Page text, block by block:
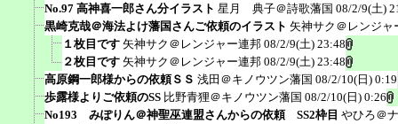
No.97 高神喜一郎さん分イラスト 星月 典子＠詩歌藩国 08/2/9(土)
黒崎克哉＠海法よけ藩国さんご依頼のイラスト 矢神サク＠レンジャ
１枚目です 矢神サク＠レンジャー連邦 08/2/9(土) 23:48
２枚目です 矢神サク＠レンジャー連邦 08/2/9(土) 23:48
高原鋼一郎様からの依頼ＳＳ 浅田＠キノウツン藩国 08/2/10(日) 0:19
歩露様よりご依頼のSS 比野青狸＠キノウツン藩国 08/2/10(日) 0:26
No193 みぽりん＠神聖巫連盟さんからの依頼 SS2枠目 やひろ＠